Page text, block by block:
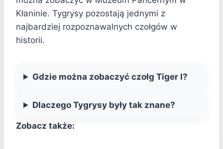
Kłaninie. Tygrysy pozostają jednymi z
najbardziej rozpoznawalnych czołgów w
historii.
Gdzie można zobaczyć czołg Tiger I?
Dlaczego Tygrysy były tak znane?
Zobacz także: